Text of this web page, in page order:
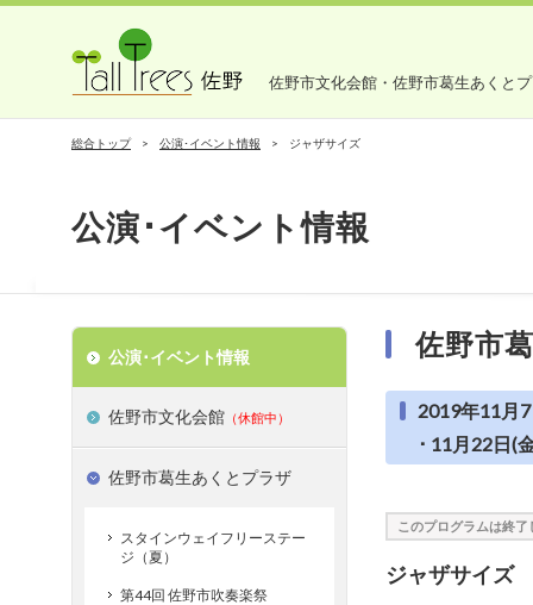
佐野市文化会館・佐野市葛生あくと
総合トップ 公演･イベント情報 ジャザサイズ
公演･イベント情報
佐野市
2019年11月
･ 11月22日(
このプログラムは終了
ジャザサイズ
公演･イベント情報
佐野市文化会館 （休館中）
佐野市葛生あくとプラザ
スタインウェイフリーステー
ジ（夏）
第44回 佐野市吹奏楽祭